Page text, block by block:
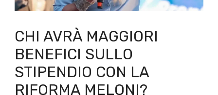
CHI AVRÀ MAGGIORI
BENEFICI SULLO
STIPENDIO CON LA
RIFORMA MELONI?